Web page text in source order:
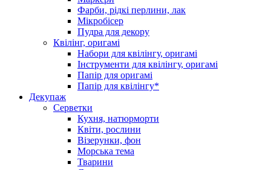
Фарби, рідкі перлини, лак
Мікробісер
Пудра для декору
Квілінг, оригамі
Набори для квілінгу, оригамі
Інструменти для квілінгу, оригамі
Папір для оригамі
Папір для квілінгу*
Декупаж
Серветки
Кухня, натюрморти
Квіти, рослини
Візерунки, фон
Морська тема
Тварини